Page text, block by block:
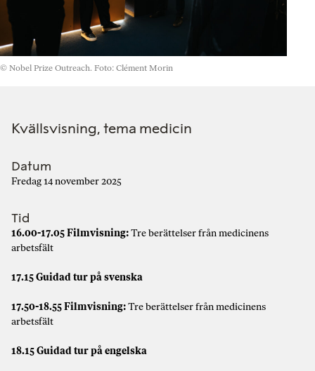
© Nobel Prize Outreach. Foto: Clément Morin
Kvällsvisning, tema medicin
Datum
Fredag 14 november 2025
Tid
16.00-17.05Filmvisning:Tre berättelser från medicinens
arbetsfält
17.15 Guidad tur på svenska
17.50-18.55 Filmvisning:Tre berättelser från medicinens
arbetsfält
18.15 Guidad tur på engelska